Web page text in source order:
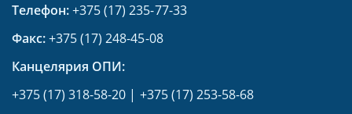
Телефон:+375 (17) 235-77-33
Факс:+375 (17) 248-45-08
Канцелярия ОПИ:
+375 (17) 318-58-20 | +375 (17) 253-58-68